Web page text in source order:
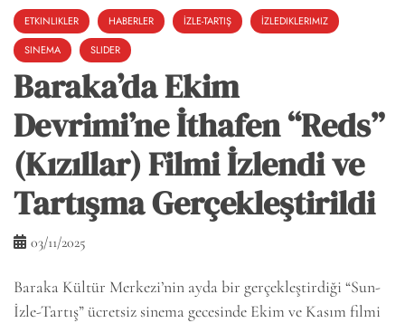
ETKINLIKLER HABERLER İZLE-TARTIŞ
İZLEDIKLERIMIZ
SINEMA
SLIDER
Baraka’da Ekim
Devrimi’ne İthafen “Reds”
(Kızıllar) Filmi İzlendi ve
Tartışma Gerçekleştirildi
03/11/2025
Baraka Kültür Merkezi’nin ayda bir gerçekleştirdiği “Sun-
İzle-Tartış” ücretsiz sinema gecesinde Ekim ve Kasım filmi